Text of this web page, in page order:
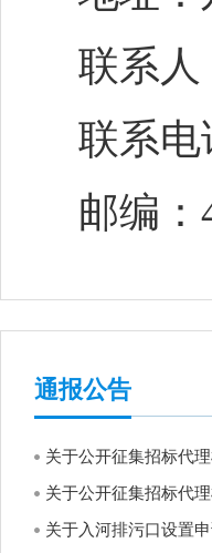
联系人
联系电
邮编：
通报公告
关于公开征集招标代
关于公开征集招标代
关于入河排污口设置